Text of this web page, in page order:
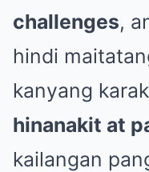
challenges,
hindi
kanyang
hinanakit at
kailangan